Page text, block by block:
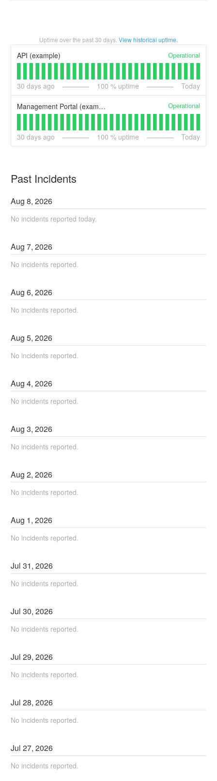
Uptime over the past30 days. View historical uptime.
API (example) Operational
30 days ago 100 % uptime Today
Management Portal (example) Operational
30 days ago 100 % uptime Today
Past Incidents
Aug8,2026
No incidents reported today.
Aug7,2026
No incidents reported.
Aug6,2026
No incidents reported.
Aug5,2026
No incidents reported.
Aug4,2026
No incidents reported.
Aug3,2026
No incidents reported.
Aug2,2026
No incidents reported.
Aug 1,2026
No incidents reported.
Jul31,2026
No incidents reported.
Jul30,2026
No incidents reported.
Jul29,2026
No incidents reported.
Jul28,2026
No incidents reported.
Jul27,2026
No incidents reported.